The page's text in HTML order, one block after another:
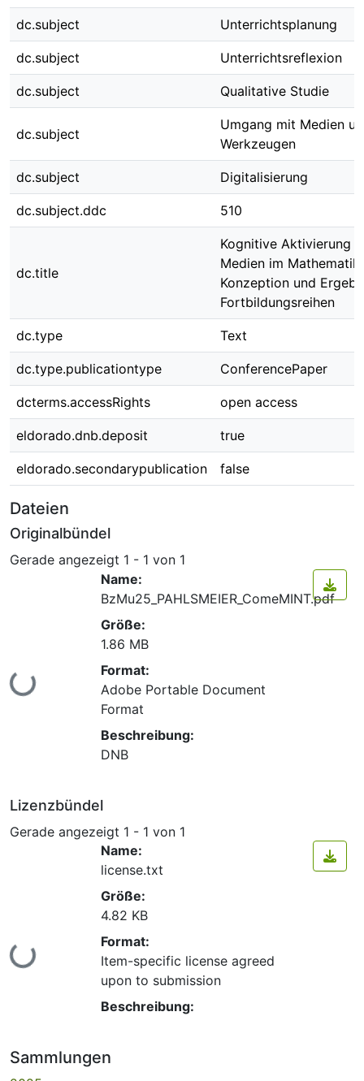
dc.subject Unterrichtsplanung
dc.subject Unterrichtsreflexion
dc.subject Qualitative Studie
dc.subject
Umgang mit Medien
Werkzeugen
dc.subject Digitalisierung
dc.subject.ddc 510
dc.title
Kognitive Aktivierung
Medien im
Konzeption und
Fortbildungsreihen
dc.type Text
dc.type.publicationtype ConferencePaper
dcterms.accessRights open access
eldorado.dnb.deposit true
eldorado.secondarypublication false
Dateien
Originalbündel
Gerade angezeigt 1 - 1 von 1
Lade...
Name:
BzMu25_PAHLSMEIER_ComeMINT.pdf
Größe:
1.86 MB
Format:
Adobe Portable Document
Format
Beschreibung:
DNB
Lizenzbündel
Gerade angezeigt 1 - 1 von 1
Lade...
Name:
license.txt
Größe:
4.82 KB
Format:
Item-specific license agreed
upon to submission
Beschreibung:
Sammlungen